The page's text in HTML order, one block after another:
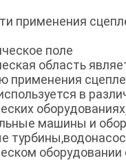
применения
поле
область
применения
в
машины и
оборудовании